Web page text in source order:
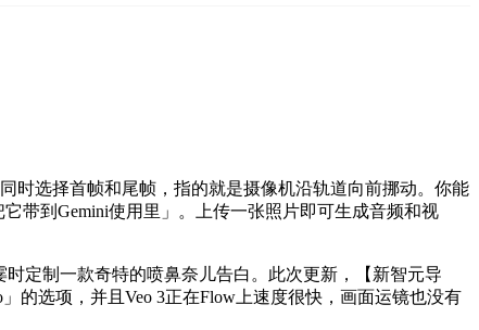
选择首帧和尾帧，指的就是摄像机沿轨道向前挪动。你能
带到Gemini使用里」。上传一张照片即可生成音频和视
定制一款奇特的喷鼻奈儿告白。此次更新，【新智元导
的选项，并且Veo 3正在Flow上速度很快，画面运镜也没有